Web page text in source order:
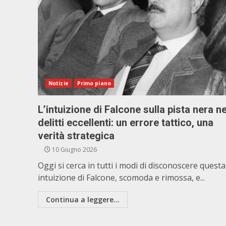
Notizie Primo piano
L’intuizione di Falcone sulla pista nera
delitti eccellenti: un errore tattico, una
verità strategica
10 Giugno 2026
Oggi si cerca in tutti i modi di disconoscere questa
intuizione di Falcone, scomoda e rimossa, e...
Continua a leggere...